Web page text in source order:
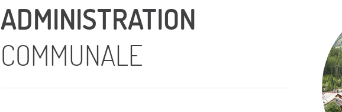
ADMINISTRATION
COMMUNALE